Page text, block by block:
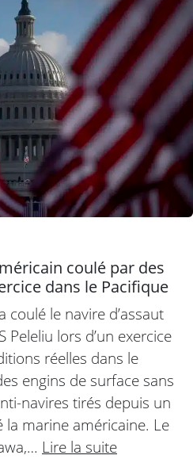
coulé par des
dans le Pacifique
coulé le navire d’assaut
Peleliu lors d’un exercice
réelles dans le
engins de surface sans
navires tirés depuis un
marine américaine. Le
Lire la suite